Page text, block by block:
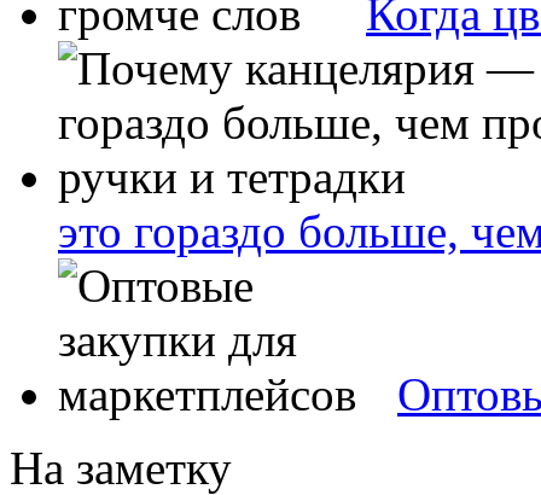
Когда
это гораздо больше,
На заметку